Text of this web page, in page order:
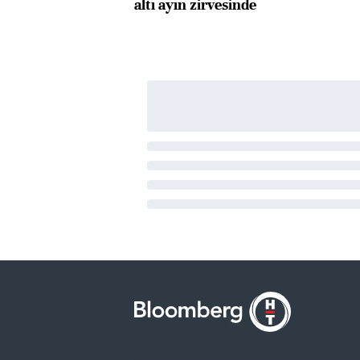
altı ayın zirvesinde